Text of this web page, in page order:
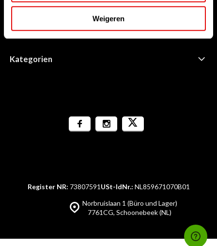
Weigeren
Kundenservice
Informationen
Kategorien
Norbruislaan 1 (Büro und Lager)
7761CG, Schoonebeek (NL)
Register NR: 73807591 USt-IdNr.: NL859671070B01